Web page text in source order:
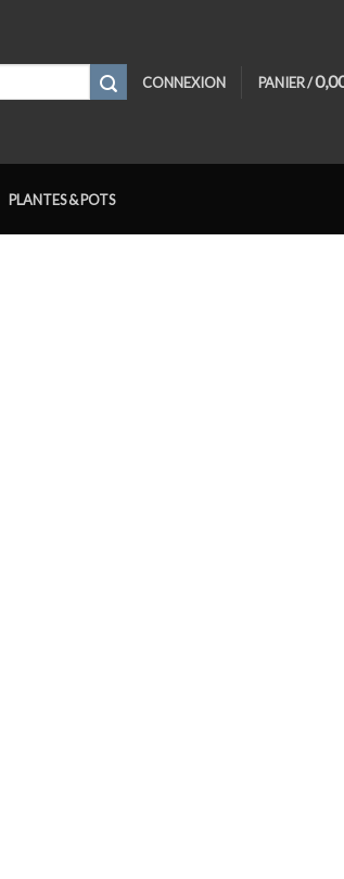
CONNEXION PANIER /
PLANTES & POTS